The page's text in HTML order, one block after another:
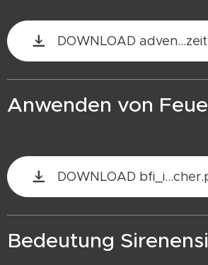
DOWNLOAD
Anwenden von
DOWNLOAD
Bedeutung